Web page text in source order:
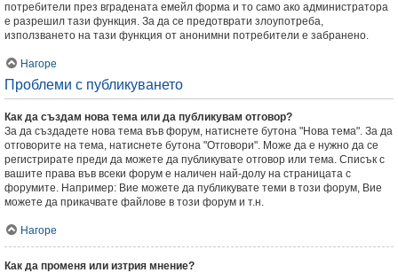
потребители през вградената емейл форма и то само ако администратора
е разрешил тази функция. За да се предотврати злоупотреба,
използването на тази функция от анонимни потребители е забранено.
Нагоре
Проблеми с публикуването
Как да създам нова тема или да публикувам отговор?
За да създадете нова тема във форум, натиснете бутона "Нова тема". За да
отговорите на тема, натиснете бутона "Отговори". Може да е нужно да се
регистрирате преди да можете да публикувате отговор или тема. Списък с
вашите права във всеки форум е наличен най-долу на страницата с
форумите. Например: Вие можете да публикувате теми в този форум, Вие
можете да прикачвате файлове в този форум и т.н.
Нагоре
Как да променя или изтрия мнение?